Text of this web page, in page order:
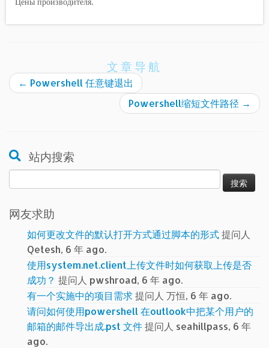
文章导航
← Powershell 任意键退出
Powershell缩短文件路径 →
站内搜索
索：
网友求助
如何更改文件的默认打开方式通过脚本的形式提问人
Qetesh, 6 年 ago.
使用system.net.client上传文件时如何获取上传是否
成功？ 提问人 pwshroad, 6 年 ago.
有一个实施中的项目需求提问人 万恒, 6 年 ago.
请问如何使用powershell 在outlook中把某个用户的
邮箱的邮件导出成.pst 文件提问人 seahillpass, 6 年
ago.